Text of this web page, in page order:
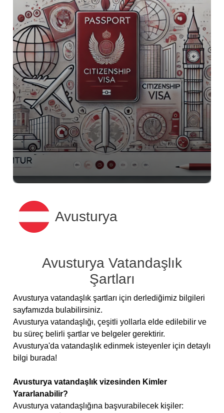
Avusturya
Avusturya Vatandaşlık
Şartları
Avusturya vatandaşlık şartları için derlediğimiz bilgileri
sayfamızda bulabilirsiniz.
Avusturya vatandaşlığı, çeşitli yollarla elde edilebilir ve
bu süreç belirli şartlar ve belgeler gerektirir.
Avusturya'da vatandaşlık edinmek isteyenler için detaylı
bilgi burada!
Avusturya vatandaşlık vizesinden Kimler
Yararlanabilir?
Avusturya vatandaşlığına başvurabilecek kişiler: